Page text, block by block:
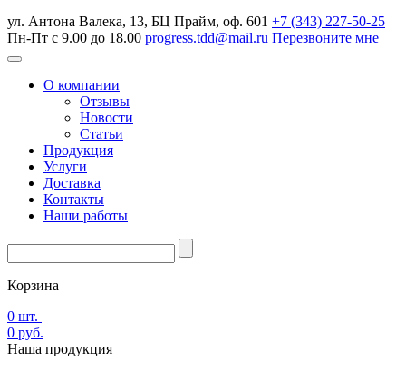
ул. Антона Валека, 13, БЦ Прайм, оф. 601 +7 (343) 227-50-25
Пн-Пт с 9.00 до 18.00 progress.tdd@mail.ru Перезвоните мне
О компании
Отзывы
Новости
Статьи
Продукция
Услуги
Доставка
Контакты
Наши работы
Корзина
0 шт.
0 руб.
Наша продукция